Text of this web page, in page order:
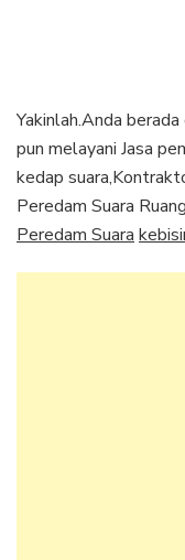
Yakinlah.Anda
pun melayani Jasa
kedap
Peredam Suara
Peredam Suara